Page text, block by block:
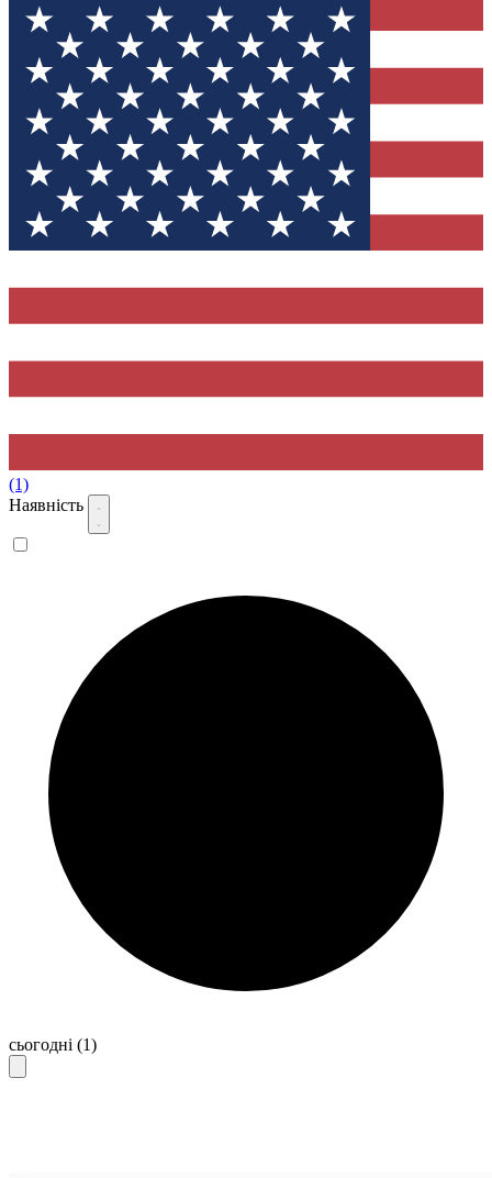
(1)
Наявність
сьогодні (1)